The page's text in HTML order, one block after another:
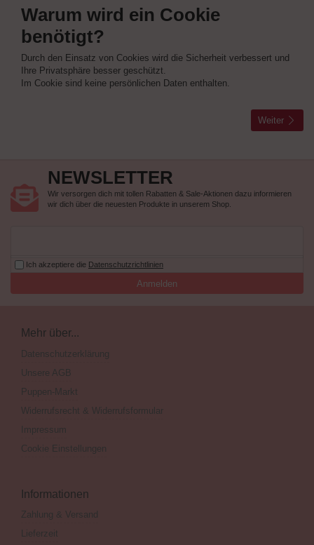
Warum wird ein Cookie
benötigt?
Durch den Einsatz von Cookies wird die Sicherheit verbessert und
Ihre Privatsphäre besser geschützt.
Im Cookie sind keine persönlichen Daten enthalten.
Weiter
NEWSLETTER
Wir versorgen dich mit tollen Rabatten & Sale-Aktionen dazu informieren
wir dich über die neuesten Produkte in unserem Shop.
Ich akzeptiere die Datenschutzrichtlinien
Anmelden
Mehr über...
Datenschutzerklärung
Unsere AGB
Puppen-Markt
Widerrufsrecht & Widerrufsformular
Impressum
Cookie Einstellungen
Informationen
Zahlung & Versand
Lieferzeit